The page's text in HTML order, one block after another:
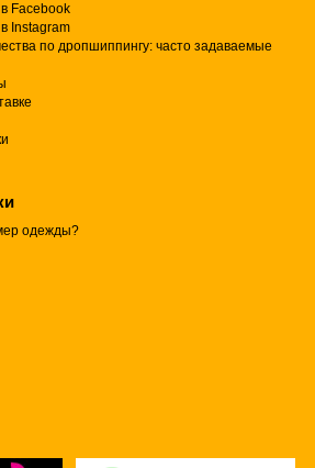
Facebook
Instagram
по дропшиппингу: часто задаваемые
одежды?